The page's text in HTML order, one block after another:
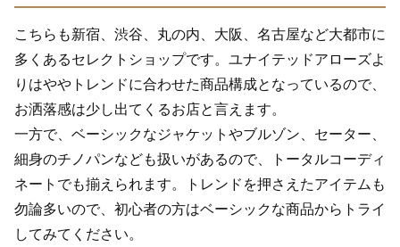
こちらも新宿、渋谷、丸の内、大阪、名古屋など大都市に
多くあるセレクトショップです。ユナイテッドアローズよ
りはややトレンドに合わせた商品構成となっているので、
お洒落感は少し出てくるお店と言えます。
一方で、ベーシックなジャケットやブルゾン、セーター、
細身のチノパンなども扱いがあるので、トータルコーディ
ネートでも揃えられます。トレンドを押さえたアイテムも
勿論多いので、初心者の方はベーシックな商品からトライ
してみてください。